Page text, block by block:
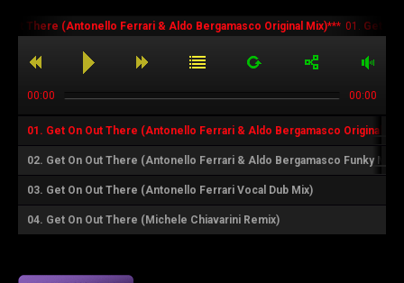
There (Antonello Ferrari & Aldo Bergamasco Original Mix)*** 01.Get On
00:00 00:00
01. Get On Out There (Antonello Ferrari & Aldo Bergamasco Original
02. Get On Out There (Antonello Ferrari & Aldo Bergamasco Funky Mix)
03. Get On Out There (Antonello Ferrari Vocal Dub Mix)
04. Get On Out There (Michele Chiavarini Remix)